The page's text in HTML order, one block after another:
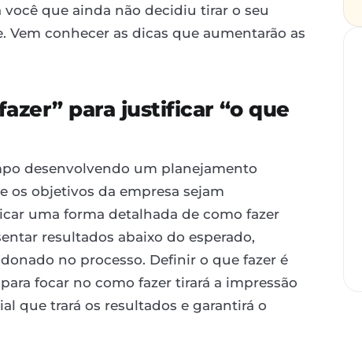
que ainda não decidiu tirar o seu
conhecer as dicas que aumentarão as
para justificar “o que
desenvolvendo um planejamento
os objetivos da empresa sejam
uma forma detalhada de como fazer
resultados abaixo do esperado,
no processo. Definir o que fazer é
focar no como fazer tirará a impressão
que trará os resultados e garantirá o